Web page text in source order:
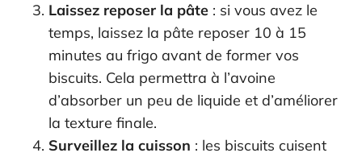
Laissez reposer la pâte : si vous avez le
temps, laissez la pâte reposer 10 à 15
minutes au frigo avant de former vos
biscuits. Cela permettra à l’avoine
d’absorber un peu de liquide et d’améliorer
la texture finale.
Surveillez la cuisson : les biscuits cuisent